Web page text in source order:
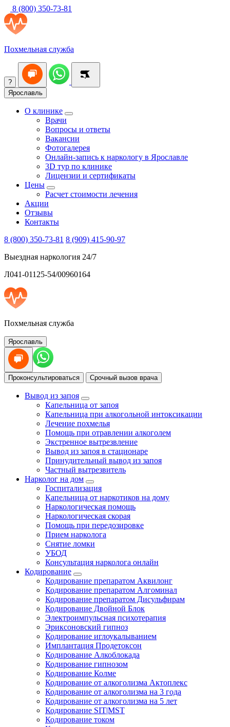
8 (800) 350-73-81
Похмельная служба
?
Ярославль
О клинике
Врачи
Вопросы и ответы
Вакансии
Фотогалерея
Онлайн-запись к наркологу в Ярославле
3D тур по клинике
Лицензии и сертификаты
Цены
Расчет стоимости лечения
Акции
Отзывы
Контакты
8 (800) 350-73-81 8 (909) 415-90-97
Выездная наркология 24/7
Л041-01125-54/00960164
Похмельная служба
Ярославль
Проконсультироваться Срочный вызов врача
Вывод из запоя
Капельница от запоя
Капельница при алкогольной интоксикации
Лечение похмелья
Помощь при отравлении алкоголем
Экстренное вытрезвление
Вывод из запоя в стационаре
Принудительный вывод из запоя
Частный вытрезвитель
Нарколог на дом
Госпитализация
Капельница от наркотиков на дому
Наркологическая помощь
Наркологическая скорая
Помощь при передозировке
Прием нарколога
Снятие ломки
УБОД
Консультация нарколога онлайн
Кодирование
Кодирование препаратом Аквилонг
Кодирование препаратом Алгоминал
Кодирование препаратом Дисульфирам
Кодирование Двойной Блок
Электроимпульсная психотерапия
Эриксоновский гипноз
Кодирование иглоукалыванием
Имплантация Продетоксон
Кодирование Алкоблокада
Кодирование гипнозом
Кодирование Колме
Кодирование от алкоголизма Актоплекс
Кодирование от алкоголизма на 3 года
Кодирование от алкоголизма на 5 лет
Кодирование SIT|MST
Кодирование током